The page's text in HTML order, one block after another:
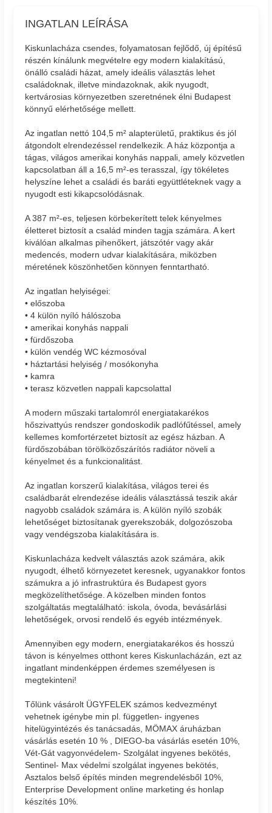
INGATLAN LEÍRÁSA
Kiskunlacháza csendes, folyamatosan fejlődő, új építésű
részén kínálunk megvételre egy modern kialakítású,
önálló családi házat, amely ideális választás lehet
családoknak, illetve mindazoknak, akik nyugodt,
kertvárosias környezetben szeretnének élni Budapest
könnyű elérhetősége mellett.
Az ingatlan nettó 104,5 m² alapterületű, praktikus és jól
átgondolt elrendezéssel rendelkezik. A ház központja a
tágas, világos amerikai konyhás nappali, amely közvetlen
kapcsolatban áll a 16,5 m²-es terasszal, így tökéletes
helyszíne lehet a családi és baráti együttléteknek vagy a
nyugodt esti kikapcsolódásnak.
A 387 m²-es, teljesen körbekerített telek kényelmes
életteret biztosít a család minden tagja számára. A kert
kiválóan alkalmas pihenőkert, játszótér vagy akár
medencés, modern udvar kialakítására, miközben
méretének köszönhetően könnyen fenntartható.
Az ingatlan helyiségei:
• előszoba
• 4 külön nyíló hálószoba
• amerikai konyhás nappali
• fürdőszoba
• külön vendég WC kézmosóval
• háztartási helyiség / mosókonyha
• kamra
• terasz közvetlen nappali kapcsolattal
A modern műszaki tartalomról energiatakarékos
hőszivattyús rendszer gondoskodik padlófűtéssel, amely
kellemes komfortérzetet biztosít az egész házban. A
fürdőszobában törölközőszárítós radiátor növeli a
kényelmet és a funkcionalitást.
Az ingatlan korszerű kialakítása, világos terei és
családbarát elrendezése ideális választássá teszik akár
nagyobb családok számára is. A külön nyíló szobák
lehetőséget biztosítanak gyerekszobák, dolgozószoba
vagy vendégszoba kialakítására is.
Kiskunlacháza kedvelt választás azok számára, akik
nyugodt, élhető környezetet keresnek, ugyanakkor fontos
számukra a jó infrastruktúra és Budapest gyors
megközelíthetősége. A közelben minden fontos
szolgáltatás megtalálható: iskola, óvoda, bevásárlási
lehetőségek, orvosi rendelő és egyéb intézmények.
Amennyiben egy modern, energiatakarékos és hosszú
távon is kényelmes otthont keres Kiskunlacházán, ezt az
ingatlant mindenképpen érdemes személyesen is
megtekinteni!
Tőlünk vásárolt ÜGYFELEK számos kedvezményt
vehetnek igénybe min pl. független- ingyenes
hitelügyintézés és tanácsadás, MÖMAX áruházban
vásárlás esetén 10 % , DIEGO-ba vásárlás esetén 10%,
Vét-Gát vagyonvédelem- Szolgálat ingyenes bekötés,
Sentinel- Max védelmi szolgálat ingyenes bekötés,
Asztalos belső építés minden megrendelésből 10%,
Enterprise Development online marketing és honlap
készítés 10%.